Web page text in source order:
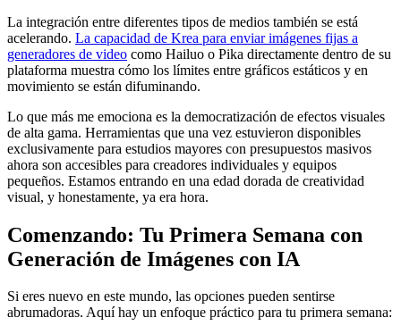
La integración entre diferentes tipos de medios también se está
acelerando. La capacidad de Krea para enviar imágenes fijas a
generadores de video como Hailuo o Pika directamente dentro de su
plataforma muestra cómo los límites entre gráficos estáticos y en
movimiento se están difuminando.
Lo que más me emociona es la democratización de efectos visuales
de alta gama. Herramientas que una vez estuvieron disponibles
exclusivamente para estudios mayores con presupuestos masivos
ahora son accesibles para creadores individuales y equipos
pequeños. Estamos entrando en una edad dorada de creatividad
visual, y honestamente, ya era hora.
Comenzando: Tu Primera Semana con
Generación de Imágenes con IA
Si eres nuevo en este mundo, las opciones pueden sentirse
abrumadoras. Aquí hay un enfoque práctico para tu primera semana: